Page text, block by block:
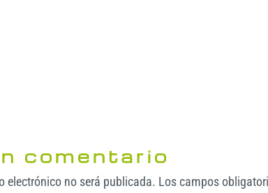
comentario
electrónico no será publicada. Los campos